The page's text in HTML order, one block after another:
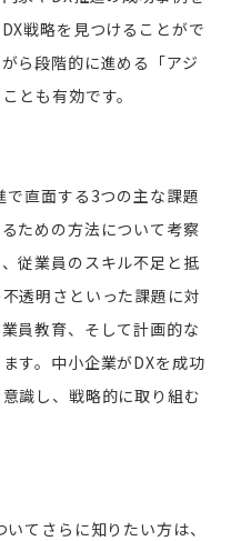
戦略を見つけることがで
ら段階的に進める「アジ
とも有効です。
で直面する3つの主な課題
ための方法について考察
従業員のスキル不足と抵
透明さといった課題に対
員教育、そして計画的な
す。中小企業がDXを成功
識し、戦略的に取り組む
てさらに知りたい方は、